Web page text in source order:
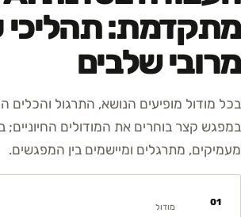
מתקדמת: תהליכי
מרובי שלבים
בכל מודול מופיעים הנושא, התרגול והכלים
במפגש קצר בוחרים את המודולים החיוניים;
מעמיקים, מתרגלים ומיישמים בין המפגשים.
01 מודול